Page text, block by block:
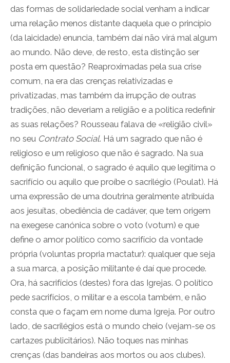
das formas de solidariedade social venham a indicar
uma relação menos distante daquela que o princípio
(da laicidade) enuncia, também daí não virá mal algum
ao mundo. Não deve, de resto, esta distinção ser
posta em questão? Reaproximadas pela sua crise
comum, na era das crenças relativizadas e
privatizadas, mas também da irrupção de outras
tradições, não deveriam a religião e a politica redefinir
as suas relações? Rousseau falava de «religião civil»
no seu Contrato Social. Há um sagrado que não é
religioso e um religioso que não é sagrado. Na sua
definição funcional, o sagrado é aquilo que legitima o
sacrifício ou aquilo que proíbe o sacrilégio (Poulat). Há
uma expressão de uma doutrina geralmente atribuída
aos jesuítas, obediência de cadáver, que tem origem
na exegese canónica sobre o voto (votum) e que
define o amor político como sacrifício da vontade
própria (voluntas propria mactatur): qualquer que seja
a sua marca, a posição militante é daí que procede.
Ora, há sacrifícios (destes) fora das Igrejas. O político
pede sacrifícios, o militar e a escola também, e não
consta que o façam em nome duma Igreja. Por outro
lado, de sacrilégios está o mundo cheio (vejam-se os
cartazes publicitários). Não toques nas minhas
crenças (das bandeiras aos mortos ou aos clubes).